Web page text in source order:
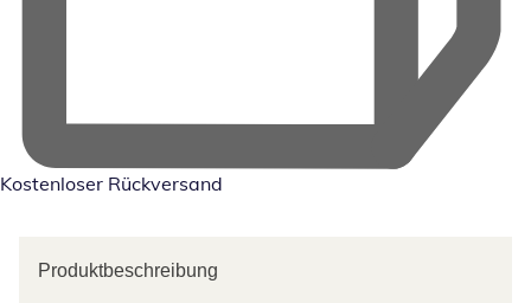
Kostenloser Rückversand
Produktbeschreibung